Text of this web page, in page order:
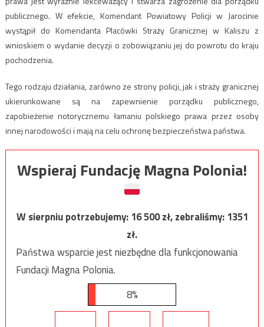
publicznego. W efekcie, Komendant Powiatowy Policji w Jarocinie
wystąpił do Komendanta Placówki Straży Granicznej w Kaliszu z
wnioskiem o wydanie decyzji o zobowiązaniu jej do powrotu do kraju
pochodzenia.
Tego rodzaju działania, zarówno ze strony policji, jak i straży granicznej
ukierunkowane są na zapewnienie porządku publicznego,
zapobieżenie notorycznemu łamaniu polskiego prawa przez osoby
innej narodowości i mają na celu ochronę bezpieczeństwa państwa.
Wspieraj Fundację Magna Polonia!
W sierpniu potrzebujemy:16 500zł, zebraliśmy:1351
zł.
Państwa wsparcie jest niezbędne dla funkcjonowania
Fundacji Magna Polonia.
8%